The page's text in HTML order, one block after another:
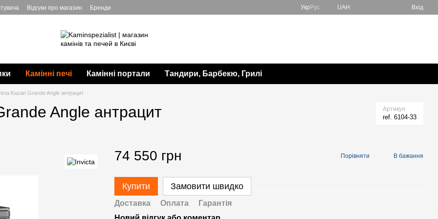
Відгуки про магазин Бренди Укр Рус UAH Вхід
Камінні печі Камінні портали Тандири, Барбекю, Грилі
Kazan Grande Angle антрацит
Angle антрацит Артикул
ref. 6104-33
74 550 грн Порівняти В бажання
Купити Замовити швидко
Доставка Оплата
Гарантія